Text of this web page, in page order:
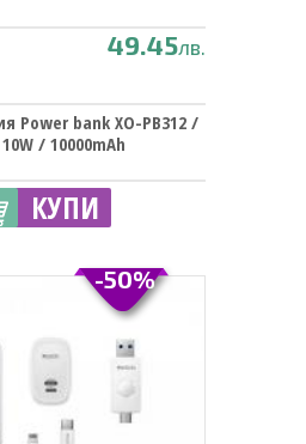
49.45лв.
Power bank XO-PB312 /
10W / 10000mAh
КУПИ
-50%